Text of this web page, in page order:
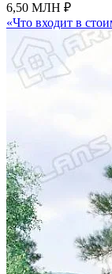
6,50 МЛН ₽
«Что входит в